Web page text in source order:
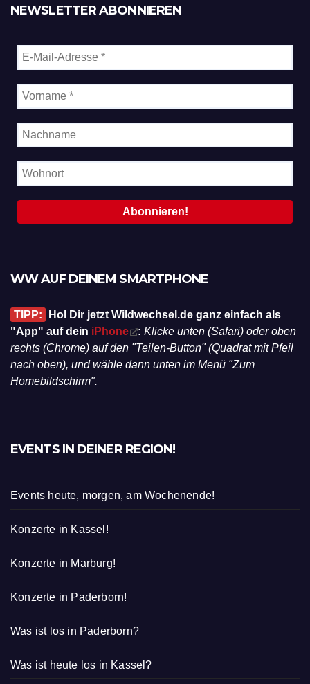
NEWSLETTER ABONNIEREN
WW AUF DEINEM SMARTPHONE
TIPP:
Hol Dir jetzt Wildwechsel.de ganz einfach als
"App" auf dein iPhone : Klicke unten (Safari) oder oben
rechts (Chrome) auf den "Teilen-Button" (Quadrat mit Pfeil
nach oben), und wähle dann unten im Menü "Zum
Homebildschirm".
EVENTS IN DEINER REGION!
Events heute, morgen, am Wochenende!
Konzerte in Kassel!
Konzerte in Marburg!
Konzerte in Paderborn!
Was ist los in Paderborn?
Was ist heute los in Kassel?